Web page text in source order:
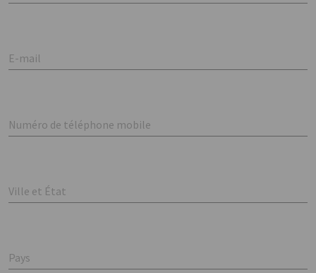
E-mail
Numéro de téléphone mobile
Ville et État
Pays